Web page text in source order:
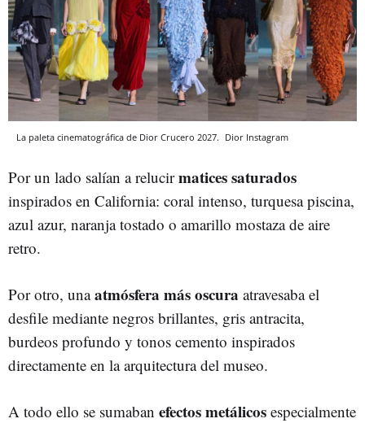
La paleta cinematográfica de Dior Crucero 2027. Dior Instagram
Por un lado salían a relucirmatices saturados
inspirados en California: coral intenso, turquesa piscina,
azul azur, naranja tostado o amarillo mostaza de aire
retro.
Por otro, unaatmósfera más oscura atravesaba el
desfile mediante negros brillantes, gris antracita,
burdeos profundo y tonos cemento inspirados
directamente en la arquitectura del museo.
A todo ello se sumaban efectos metálicos especialmente